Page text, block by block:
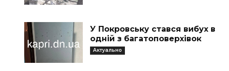
У Покровську стався вибух в
одній з багатоповерхівок
Актуально